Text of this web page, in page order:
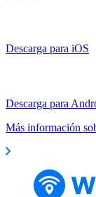
Descarga para iOS
Descarga para
Más información